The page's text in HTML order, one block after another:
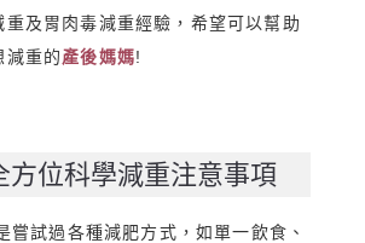
重及胃肉毒減重經驗，希望可以幫助
減重的產後媽媽!
方位科學減重注意事項
嘗試過各種減肥方式，如單一飲食、